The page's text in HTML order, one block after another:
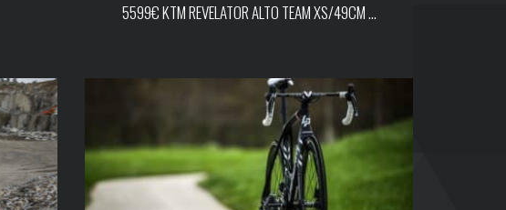
5599€ KTM REVELATOR ALTO TEAM XS/49CM ...